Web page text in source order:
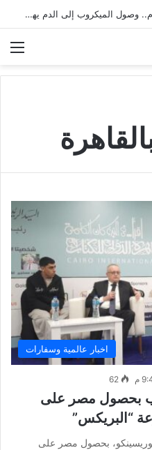
حسام موافي يحذر من تسمم الدم.. وصول الميكروب إلى الدم يهدد الحياة
اخبار عالمية وسفارات
62
بحصول مصر على
“البريكس”
بحصول مصر على